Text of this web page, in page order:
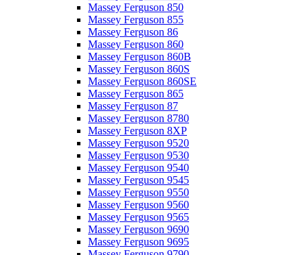
Massey Ferguson 850
Massey Ferguson 855
Massey Ferguson 86
Massey Ferguson 860
Massey Ferguson 860B
Massey Ferguson 860S
Massey Ferguson 860SE
Massey Ferguson 865
Massey Ferguson 87
Massey Ferguson 8780
Massey Ferguson 8XP
Massey Ferguson 9520
Massey Ferguson 9530
Massey Ferguson 9540
Massey Ferguson 9545
Massey Ferguson 9550
Massey Ferguson 9560
Massey Ferguson 9565
Massey Ferguson 9690
Massey Ferguson 9695